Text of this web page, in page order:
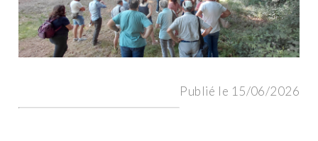
Publié le 15/06/2026